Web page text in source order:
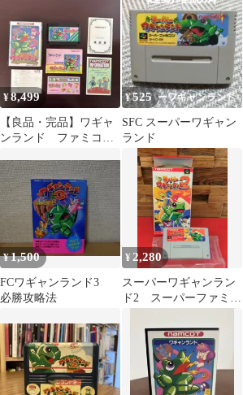
¥8,499
【良品・完品】ワギャ
ンランド ファミコン
付き ナムコ
¥525
SFC スーパーワギャン
ランド
¥1,500
FCワギャンランド3
必勝攻略法
¥ 2,280
スーパーワギャンラン
ド2 スーパーファミコ